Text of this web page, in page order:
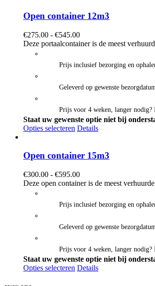
Open container 12m3
€275.00 - €545.00Prijsklasse:
€275.00
€545.00
Deze portaalcontainer is de meest
Prijs inclusief bezorging en
Geleverd op gewenste
Prijs voor 4 weken, langer nodig?
Staat uw gewenste optie niet bij
Opties selecteren Details
Open container 15m3
€300.00 - €595.00Prijsklasse:
€300.00
€595.00
Deze open container is de meest
Prijs inclusief bezorging en
Geleverd op gewenste
Prijs voor 4 weken, langer nodig?
Staat uw gewenste optie niet bij
Opties selecteren Details